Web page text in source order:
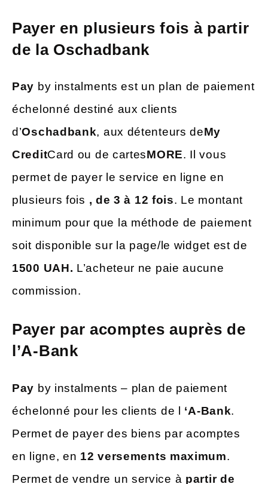
Payer en plusieurs fois à partir
de la Oschadbank
Pay by instalments est un plan de paiement
échelonné destiné aux clients
d’Oschadbank, aux détenteurs deMy
CreditCard ou de cartesMORE. Il vous
permet de payer le service en ligne en
plusieurs fois , de 3 à 12 fois. Le montant
minimum pour que la méthode de paiement
soit disponible sur la page/le widget est de
1500 UAH. L’acheteur ne paie aucune
commission.
Payer par acomptes auprès de
l’A-Bank
Pay by instalments – plan de paiement
échelonné pour les clients de l ‘A-Bank.
Permet de payer des biens par acomptes
en ligne, en 12 versements maximum.
Permet de vendre un service à partir de